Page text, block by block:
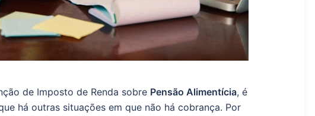
de Imposto de Renda sobre Pensão Alimentícia, é
há outras situações em que não há cobrança. Por